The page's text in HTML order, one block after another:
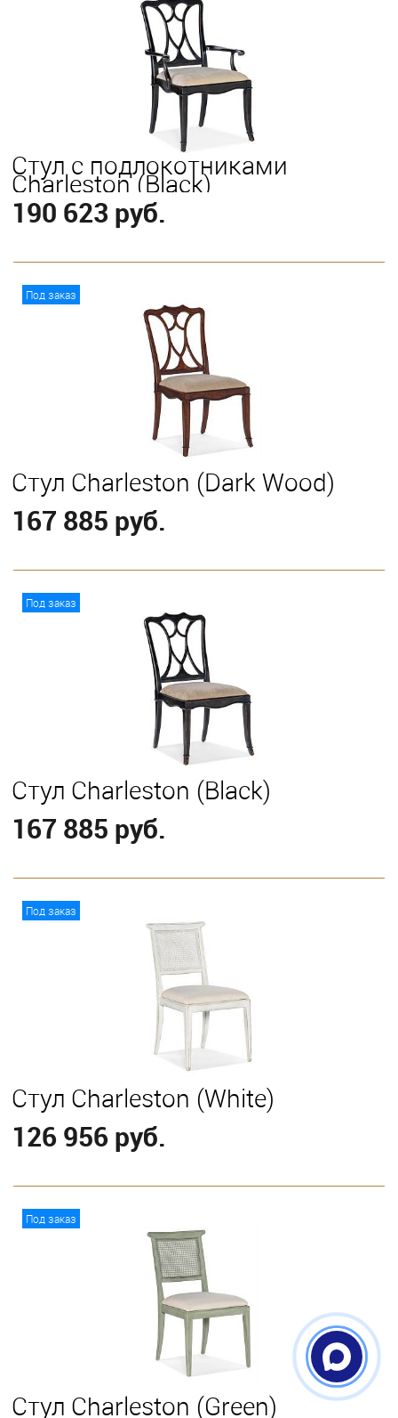
Стул с подлокотниками
Charleston (Black)
190 623 руб.
Под заказ
Стул Charleston (Dark Wood)
167 885 руб.
Под заказ
Стул Charleston (Black)
167 885 руб.
Под заказ
Стул Charleston (White)
126 956 руб.
Под заказ
Стул Charleston (Green)